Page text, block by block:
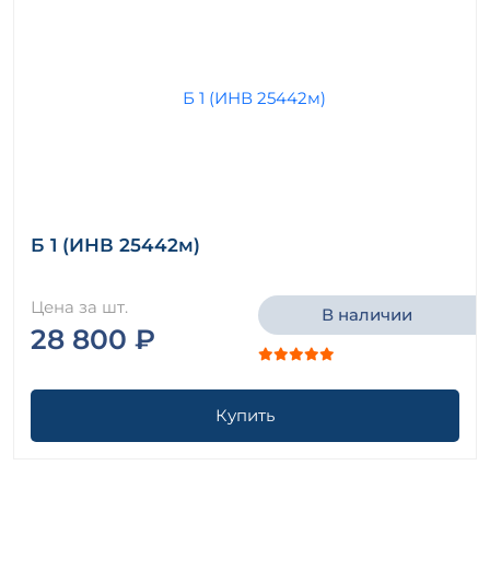
Б 1 (ИНВ 25442м)
Цена за шт.
28 800 ₽
В наличии
Купить